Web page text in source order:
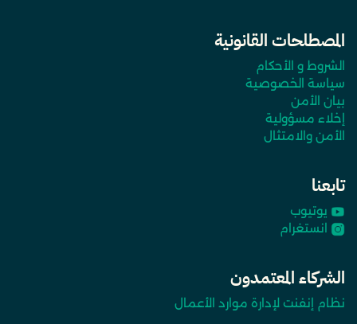
المصطلحات القانونية
الشروط و الأحكام
سياسة الخصوصية
بيان الأمن
إخلاء مسؤولية
الأمن والامتثال
تابعنا
يوتيوب
انستغرام
الشركاء المعتمدون
نظام إنفنت لإدارة موارد الأعمال